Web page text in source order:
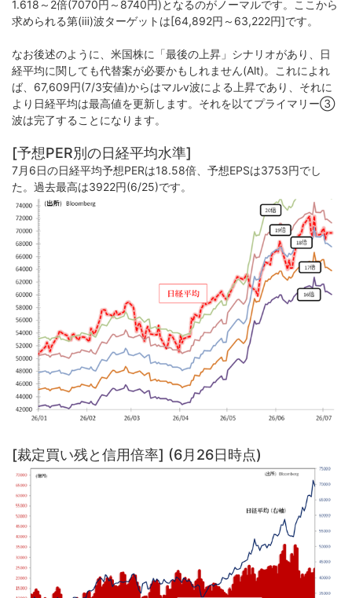
1.618～2倍(7070円～8740円)となるのがノーマルです。ここから
求められる第(ⅲ)波ターゲットは[64,892円～63,222円]です。
なお後述のように、米国株に「最後の上昇」シナリオがあり、日
経平均に関しても代替案が必要かもしれません(Alt)。これによれ
ば、67,609円(7/3安値)からはマルv波による上昇であり、それに
より日経平均は最高値を更新します。それを以てプライマリー➂
波は完了することになります。
[予想PER別の日経平均水準]
7月6日の日経平均予想PERは18.58倍、予想EPSは3753円でし
た。過去最高は3922円(6/25)です。
[裁定買い残と信用倍率] (6月26日時点)